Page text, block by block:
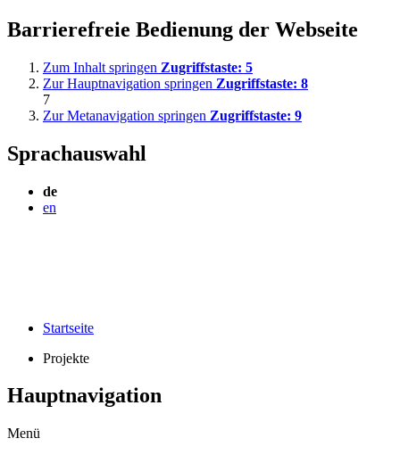
Barrierefreie Bedienung der Webseite
Zum Inhalt springen Zugriffstaste: 5
Zur Hauptnavigation springen Zugriffstaste: 8
7
Zur Metanavigation springen Zugriffstaste: 9
Sprachauswahl
de
en
Startseite
Projekte
Hauptnavigation
Menü